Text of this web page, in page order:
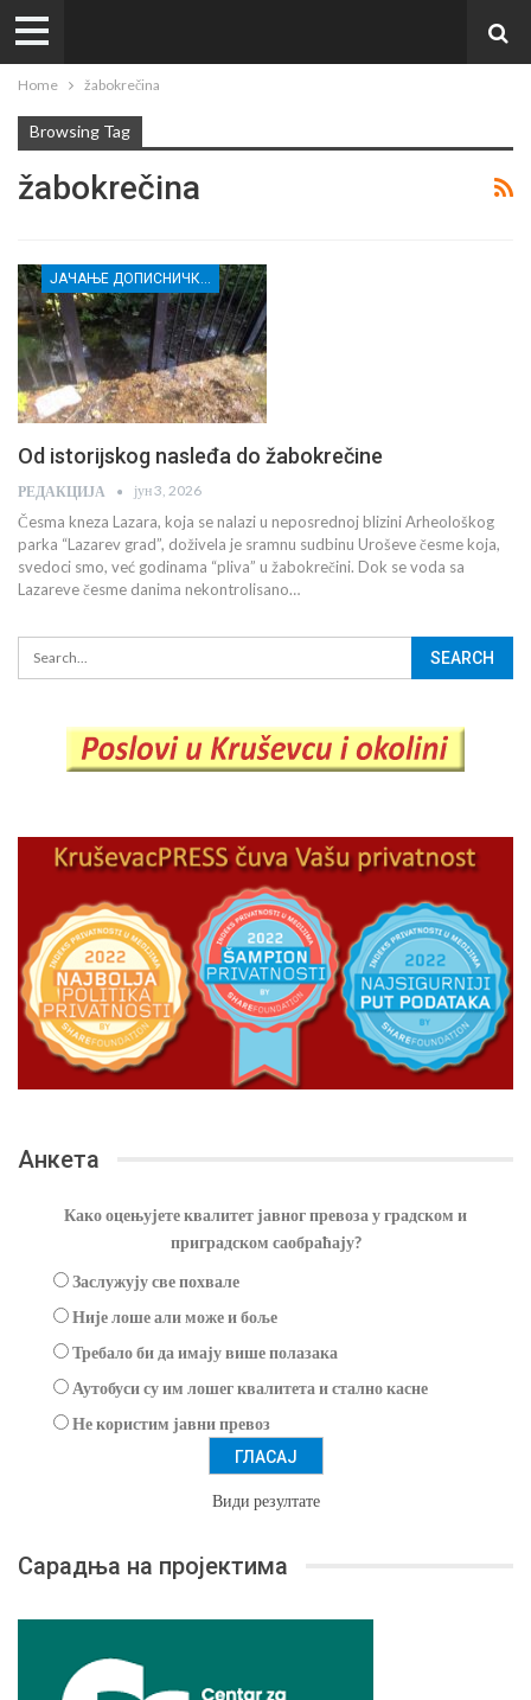
Home žabokrečina
Browsing Tag
žabokrečina
ЈАЧАЊЕ ДОПИСНИЧКЕ МРЕЖЕ НЕЗАВИСНИХ МЕДИЈА У РАСИНСКОМ ОКРУГУ
Od istorijskog nasleđa do žabokrečine
РЕДАКЦИЈА јун 3, 2026
Česma kneza Lazara, koja se nalazi u neposrednoj blizini Arheološkog
parka “Lazarev grad”, doživela je sramnu sudbinu Uroševe česme koja,
svedoci smo, već godinama “pliva” u žabokrečini. Dok se voda sa
Lazareve česme danima nekontrolisano…
Анкета
Како оцењујете квалитет јавног превоза у градском и
приградском саобраћају?
Заслужују све похвале
Није лоше али може и боље
Требало би да имају више полазака
Аутобуси су им лошег квалитета и стално касне
Не користим јавни превоз
Види резултате
Сарадња на пројектима